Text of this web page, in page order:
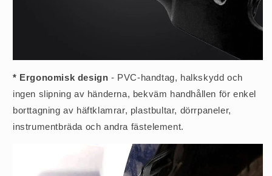
* Ergonomisk design - PVC-handtag, halkskydd och
ingen slipning av händerna, bekväm handhållen för enkel
borttagning av häftklamrar, plastbultar, dörrpaneler,
instrumentbräda och andra fästelement.